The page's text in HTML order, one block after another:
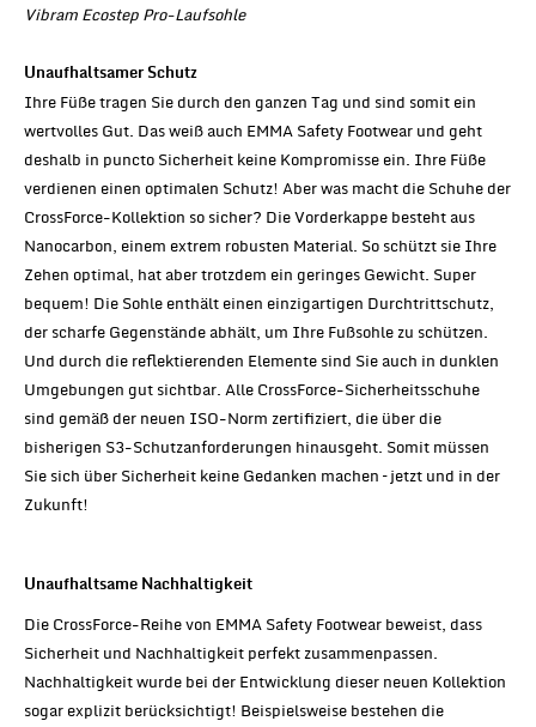
Vibram Ecostep Pro-Laufsohle
Unaufhaltsamer Schutz
Ihre Füße tragen Sie durch den ganzen Tag und sind somit ein
wertvolles Gut. Das weiß auch EMMA Safety Footwear und geht
deshalb in puncto Sicherheit keine Kompromisse ein. Ihre Füße
verdienen einen optimalen Schutz! Aber was macht die Schuhe der
CrossForce-Kollektion so sicher? Die Vorderkappe besteht aus
Nanocarbon, einem extrem robusten Material. So schützt sie Ihre
Zehen optimal, hat aber trotzdem ein geringes Gewicht. Super
bequem! Die Sohle enthält einen einzigartigen Durchtrittschutz,
der scharfe Gegenstände abhält, um Ihre Fußsohle zu schützen.
Und durch die reflektierenden Elemente sind Sie auch in dunklen
Umgebungen gut sichtbar. Alle CrossForce-Sicherheitsschuhe
sind gemäß der neuen ISO-Norm zertifiziert, die über die
bisherigen S3-Schutzanforderungen hinausgeht. Somit müssen
Sie sich über Sicherheit keine Gedanken machen – jetzt und in der
Zukunft!
Unaufhaltsame Nachhaltigkeit
Die CrossForce-Reihe von EMMA Safety Footwear beweist, dass
Sicherheit und Nachhaltigkeit perfekt zusammenpassen.
Nachhaltigkeit wurde bei der Entwicklung dieser neuen Kollektion
sogar explizit berücksichtigt! Beispielsweise bestehen die